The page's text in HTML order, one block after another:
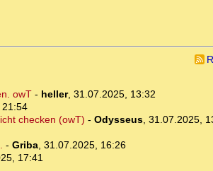
owT- heller, 31.07.2025, 13:32
checken (owT) - Odysseus, 31.07.2025,
- Griba, 31.07.2025, 16:26
17:41